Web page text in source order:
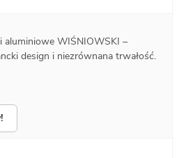
aluminiowe WIŚNIOWSKI –
design i niezrównana trwałość.